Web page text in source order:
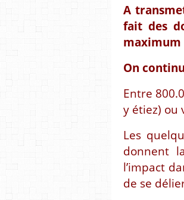
A
fait des
maximum
On
Entre
y étiez) ou
Les
donnent
l’impact
de se